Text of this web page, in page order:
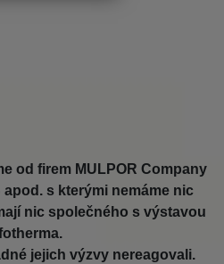
od firem MULPOR Company
apod. s kterými nemáme nic
nic společného s výstavou
jejich výzvy nereagovali.